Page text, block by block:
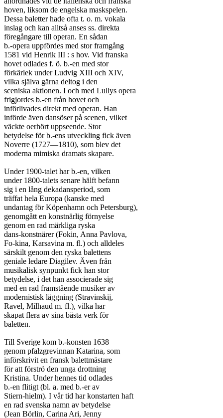
hoven, liksom de engelska maskspelen.
Dessa baletter hade ofta t. o. m. vokala
inslag och kan alltså anses ss. direkta
föregångare till operan. En sådan
b.-opera uppfördes med stor framgång
1581 vid Henrik III : s hov. Vid franska
hovet odlades f. ö. b.-en med stor
förkärlek under Ludvig XIII och XIV,
vilka själva gärna deltog i den
sceniska aktionen. I och med Lullys opera
frigjordes b.-en från hovet och
införlivades direkt med operan. Han
införde även dansöser på scenen, vilket
väckte oerhört uppseende. Stor
betydelse för b.-ens utveckling fick även
Noverre (1727—1810), som blev det
moderna mimiska dramats skapare.
Under 1900-talet har b.-en, vilken
under 1800-talets senare hälft befann
sig i en lång dekadansperiod, som
träffat hela Europa (kanske med
undantag för Köpenhamn och Petersburg),
genomgått en konstnärlig förnyelse
genom en rad märkliga ryska
dans-konstnärer (Fokin, Anna Pavlova,
Fo-kina, Karsavina m. fl.) och alldeles
särskilt genom den ryska balettens
geniale ledare Diagilev. Även från
musikalisk synpunkt fick han stor
betydelse, i det han associerade sig
med en rad framstående musiker av
modernistisk läggning (Stravinskij,
Ravel, Milhaud m. fl.), vilka har
skapat flera av sina bästa verk för
baletten.
Till Sverige kom b.-konsten 1638
genom pfalzgrevinnan Katarina, som
införskrivit en fransk balettmästare
för att förströ den unga drottning
Kristina. Under hennes tid odlades
b.-en flitigt (bl. a. med b.-er av
Stiern-hielm). I vår tid har konstarten haft
en rad svenska namn av betydelse
(Jean Börlin, Carina Ari, Jenny